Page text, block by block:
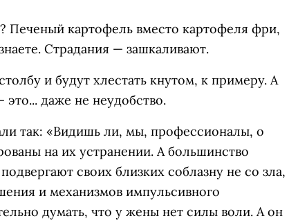
Печеный картофель вместо картофеля фри,
Страдания — зашкаливают.
и будут хлестать кнутом, к примеру. А
даже не неудобство.
так: «Видишь ли, мы, профессионалы, о
на их устранении. А большинство
своих близких соблазну не со зла,
и механизмов импульсивного
думать, что у жены нет силы воли. А он